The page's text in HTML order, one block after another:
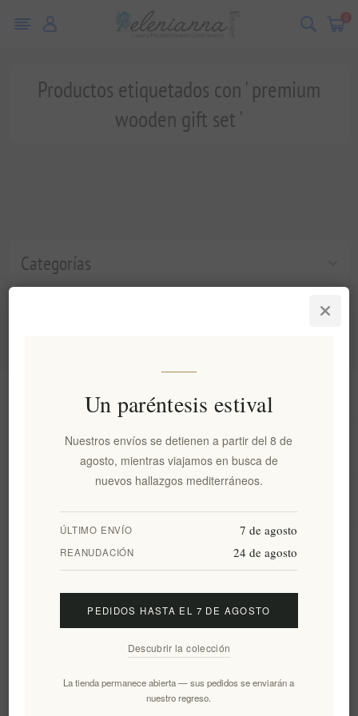
0
Categorías
Productos etiquetados con ' premium
wooden gift set '
Información
Mi cuenta
Suscribirse Desuscribirse
Un paréntesis estival
Nuestros envíos se detienen a partir del 8 de
agosto, mientras viajamos en busca de
nuevos hallazgos mediterráneos.
ÚLTIMO ENVÍO 7 de agosto
REANUDACIÓN 24 de agosto
PEDIDOS HASTA EL 7 DE AGOSTO
Descubrir la colección
La tienda permanece abierta — sus pedidos se enviarán a
nuestro regreso.